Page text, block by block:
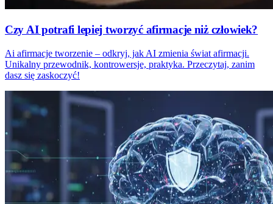
Czy AI potrafi lepiej tworzyć afirmacje niż człowiek?
Ai afirmacje tworzenie – odkryj, jak AI zmienia świat afirmacji.
Unikalny przewodnik, kontrowersje, praktyka. Przeczytaj, zanim
dasz się zaskoczyć!